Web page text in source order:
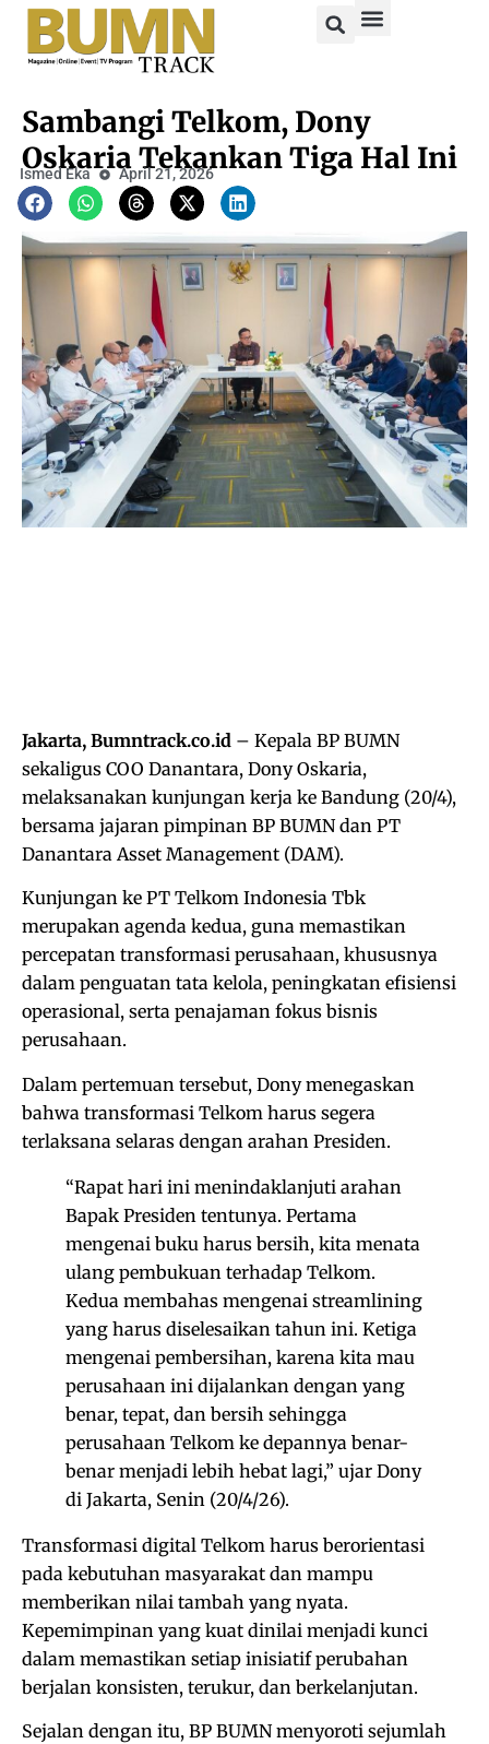
Sambangi Telkom, Dony
Oskaria Tekankan Tiga Hal Ini
Ismed Eka April 21, 2026
Jakarta, Bumntrack.co.id – Kepala BP BUMN
sekaligus COO Danantara, Dony Oskaria,
melaksanakan kunjungan kerja ke Bandung (20/4),
bersama jajaran pimpinan BP BUMN dan PT
Danantara Asset Management (DAM).
Kunjungan ke PT Telkom Indonesia Tbk
merupakan agenda kedua, guna memastikan
percepatan transformasi perusahaan, khususnya
dalam penguatan tata kelola, peningkatan efisiensi
operasional, serta penajaman fokus bisnis
perusahaan.
Dalam pertemuan tersebut, Dony menegaskan
bahwa transformasi Telkom harus segera
terlaksana selaras dengan arahan Presiden.
“Rapat hari ini menindaklanjuti arahan
Bapak Presiden tentunya. Pertama
mengenai buku harus bersih, kita menata
ulang pembukuan terhadap Telkom.
Kedua membahas mengenai streamlining
yang harus diselesaikan tahun ini. Ketiga
mengenai pembersihan, karena kita mau
perusahaan ini dijalankan dengan yang
benar, tepat, dan bersih sehingga
perusahaan Telkom ke depannya benar-
benar menjadi lebih hebat lagi,” ujar Dony
di Jakarta, Senin (20/4/26).
Transformasi digital Telkom harus berorientasi
pada kebutuhan masyarakat dan mampu
memberikan nilai tambah yang nyata.
Kepemimpinan yang kuat dinilai menjadi kunci
dalam memastikan setiap inisiatif perubahan
berjalan konsisten, terukur, dan berkelanjutan.
Sejalan dengan itu, BP BUMN menyoroti sejumlah